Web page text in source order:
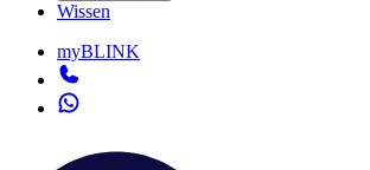
Wissen
myBLINK